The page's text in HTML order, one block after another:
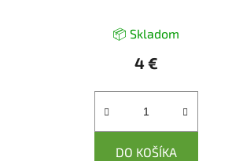
📦 Skladom
4 €
DO KOŠÍKA